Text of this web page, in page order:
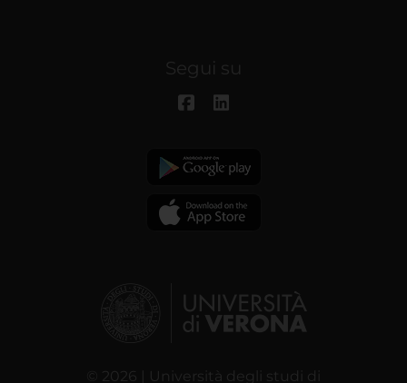
Segui su
© 2026 | Università degli studi di